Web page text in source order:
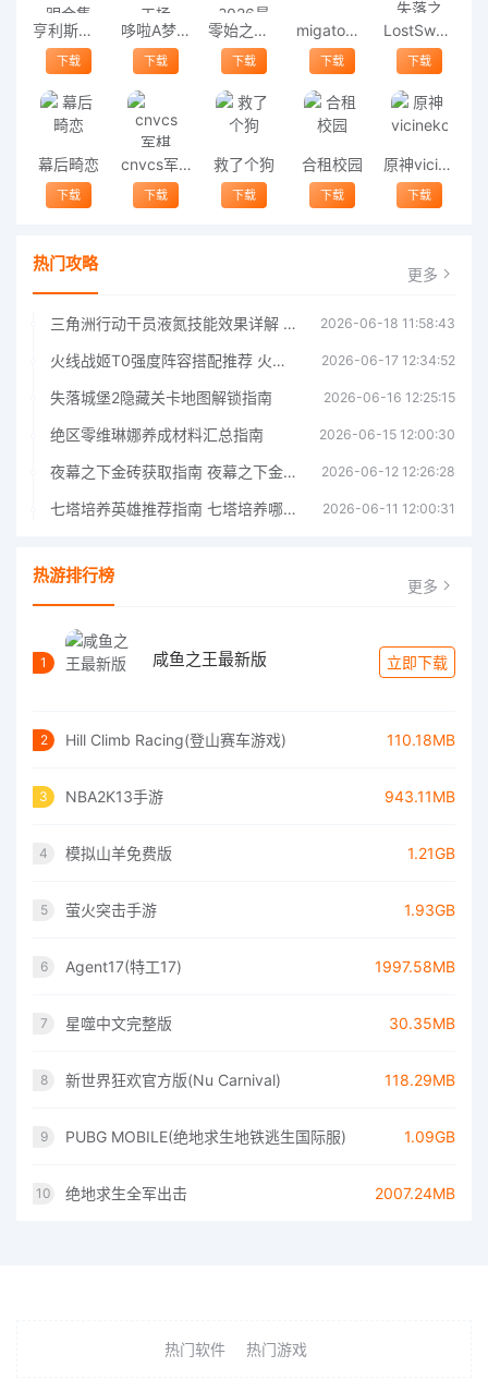
亨利斯蒂克明合集
下载
哆啦A梦修理工场
下载
零始之门2026最新版
下载
migatowemyworld1.68
下载
LostSword失落之剑
下载
幕后畸恋
下载
cnvcs军棋
下载
救了个狗
下载
合租校园
下载
原神vicineko
下载
热门攻略 更多
三角洲行动干员液氮技能效果详解 三角洲行动干员液氮技能介绍 2026-06-18 11:58:43
火线战姬T0强度阵容搭配推荐 火线战姬T0强度阵容哪个好 2026-06-17 12:34:52
失落城堡2隐藏关卡地图解锁指南 2026-06-16 12:25:15
绝区零维琳娜养成材料汇总指南 2026-06-15 12:00:30
夜幕之下金砖获取指南 夜幕之下金砖获取方法 2026-06-12 12:26:28
七塔培养英雄推荐指南 七塔培养哪个英雄好 2026-06-11 12:00:31
热游排行榜 更多
1 咸鱼之王最新版 立即下载
2 Hill Climb Racing(登山赛车游戏) 110.18MB
3 NBA2K13手游 943.11MB
4 模拟山羊免费版 1.21GB
5 萤火突击手游 1.93GB
6 Agent17(特工17) 1997.58MB
7 星噬中文完整版 30.35MB
8 新世界狂欢官方版(Nu Carnival) 118.29MB
9 PUBG MOBILE(绝地求生地铁逃生国际服) 1.09GB
10 绝地求生全军出击 2007.24MB
热门软件 热门游戏